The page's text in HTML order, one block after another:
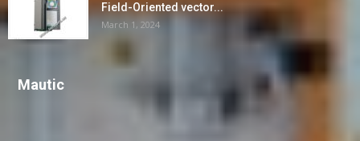
Field-Oriented vector...
March 1, 2024
Mautic